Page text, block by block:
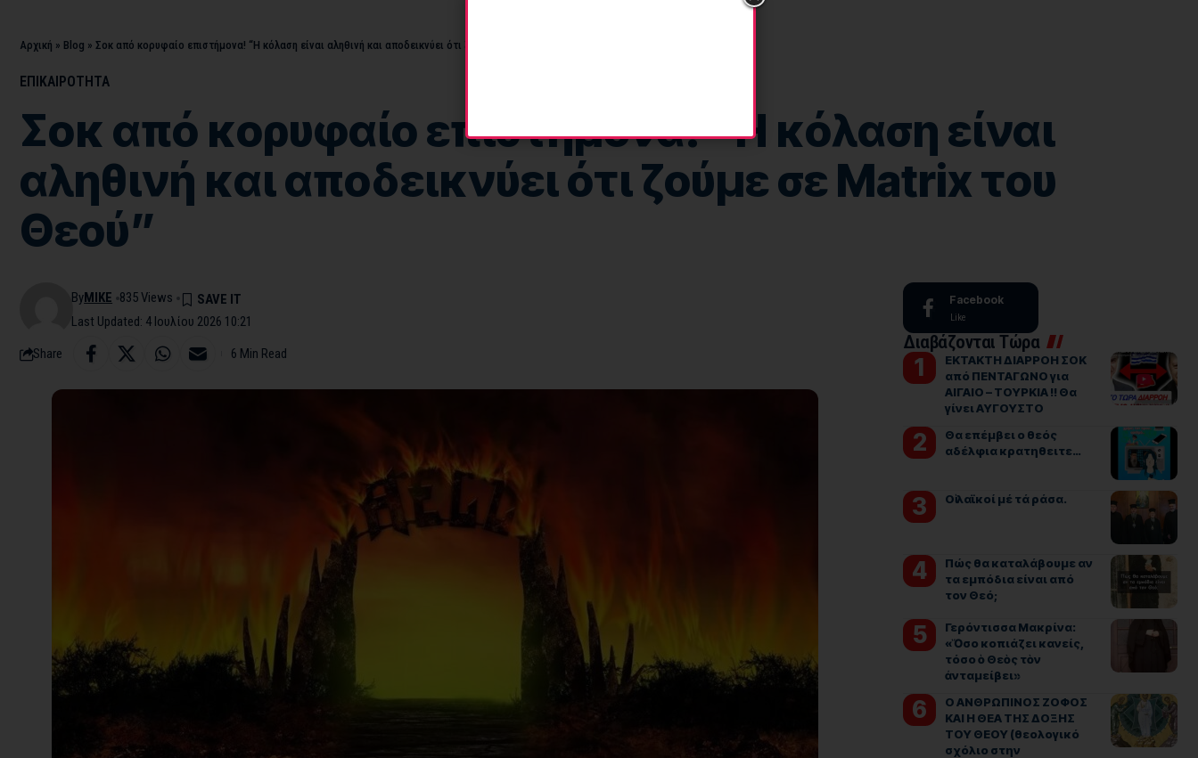
Αρχική » Blog » Σοκ από κορυφαίο επιστήμονα! “Η κόλαση είναι αληθινή και αποδεικνύει ότι ζούμε σε Matrix του Θεού”
ΕΠΙΚΑΙΡΟΤΗΤΑ
Σοκ από κορυφαίο επιστήμονα! “Η κόλαση είναι
αληθινή και αποδεικνύει ότι ζούμε σε Matrix του
Θεού”
Last Updated: 4 Ιουλίου 2026 10:21
ByMIKE 835 Views
Share 6 Min Read
Facebook
Like
Διαβάζονται Τώρα
ΕΚΤΑΚΤΗ ΔΙΑΡΡΟΗ ΣΟΚ
από ΠΕΝΤΑΓΩΝΟ για
ΑΙΓΑΙΟ – ΤΟΥΡΚΙΑ !! Θα
γίνει ΑΥΓΟΥΣΤΟ
Θα επέμβει ο θεός
αδέλφια κρατηθειτε…
Οἱ λαϊκοί μέ τά ράσα.
Πώς θα καταλάβουμε αν
τα εμπόδια είναι από
τον Θεό;
Γερόντισσα Μακρίνα:
«Ὅσο κοπιάζει κανείς,
τόσο ὁ Θεὸς τὸν
ἀνταμείβει»
Ο ΑΝΘΡΩΠΙΝΟΣ ΖΟΦΟΣ
ΚΑΙ Η ΘΕΑ ΤΗΣ ΔΟΞΗΣ
ΤΟΥ ΘΕΟΥ (θεολογικό
σχόλιο στην